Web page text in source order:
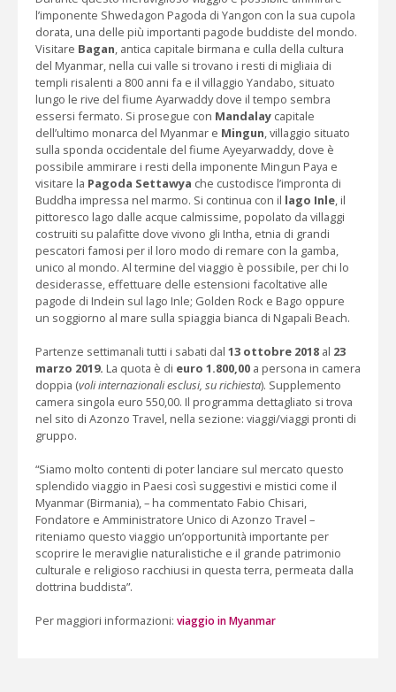
l’imponente Shwedagon Pagoda di Yangon con la sua cupola
dorata, una delle più importanti pagode buddiste del mondo.
Visitare Bagan, antica capitale birmana e culla della cultura
del Myanmar, nella cui valle si trovano i resti di migliaia di
templi risalenti a 800 anni fa e il villaggio Yandabo, situato
lungo le rive del fiume Ayarwaddy dove il tempo sembra
essersi fermato. Si prosegue con Mandalay capitale
dell’ultimo monarca del Myanmar e Mingun, villaggio situato
sulla sponda occidentale del fiume Ayeyarwaddy, dove è
possibile ammirare i resti della imponente Mingun Paya e
visitare la Pagoda Settawya che custodisce l’impronta di
Buddha impressa nel marmo. Si continua con il lago Inle, il
pittoresco lago dalle acque calmissime, popolato da villaggi
costruiti su palafitte dove vivono gli Intha, etnia di grandi
pescatori famosi per il loro modo di remare con la gamba,
unico al mondo. Al termine del viaggio è possibile, per chi lo
desiderasse, effettuare delle estensioni facoltative alle
pagode di Indein sul lago Inle; Golden Rock e Bago oppure
un soggiorno al mare sulla spiaggia bianca di Ngapali Beach.
Partenze settimanali tutti i sabati dal 13 ottobre 2018 al 23
marzo 2019. La quota è di euro 1.800,00 a persona in camera
doppia (voli internazionali esclusi, su richiesta). Supplemento
camera singola euro 550,00. Il programma dettagliato si trova
nel sito di Azonzo Travel, nella sezione: viaggi/viaggi pronti di
gruppo.
“Siamo molto contenti di poter lanciare sul mercato questo
splendido viaggio in Paesi così suggestivi e mistici come il
Myanmar (Birmania), – ha commentato Fabio Chisari,
Fondatore e Amministratore Unico di Azonzo Travel –
riteniamo questo viaggio un’opportunità importante per
scoprire le meraviglie naturalistiche e il grande patrimonio
culturale e religioso racchiusi in questa terra, permeata dalla
dottrina buddista”.
Per maggiori informazioni: viaggio in Myanmar